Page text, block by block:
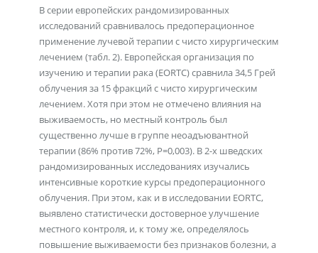
В серии европейских рандомизированных
исследований сравнивалось предоперационное
применение лучевой терапии с чисто хирургическим
лечением (табл. 2). Европейская организация по
изучению и терапии рака (EORTC) сравнила 34,5 Грей
облучения за 15 фракций с чисто хирургическим
лечением. Хотя при этом не отмечено влияния на
выживаемость, но местный контроль был
существенно лучше в группе неоадъювантной
терапии (86% против 72%, Р=0,003). В 2-х шведских
рандомизированных исследованиях изучались
интенсивные короткие курсы предоперационного
облучения. При этом, как и в исследовании EORTC,
выявлено статистически достоверное улучшение
местного контроля, и, к тому же, определялось
повышение выживаемости без признаков болезни, а